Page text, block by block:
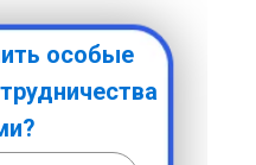
особые